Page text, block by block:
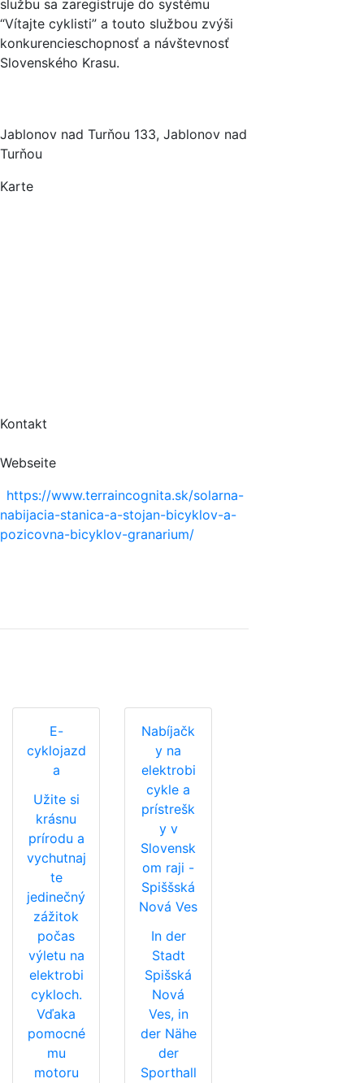
službu sa zaregistruje do systému
“Vítajte cyklisti” a touto službou zvýši
konkurencieschopnosť a návštevnosť
Slovenského Krasu.
Jablonov nad Turňou 133, Jablonov nad
Turňou
Karte
Kontakt
Webseite
https://www.terraincognita.sk/solarna-
nabijacia-stanica-a-stojan-bicyklov-a-
pozicovna-bicyklov-granarium/
E-
cyklojazd
a
Užite si
krásnu
prírodu a
vychutnaj
te
jedinečný
zážitok
počas
výletu na
elektrobi
cykloch.
Vďaka
pomocné
mu
motoru
Nabíjačk
y na
elektrobi
cykle a
prístrešk
y v
Slovensk
om raji -
Spiššská
Nová Ves
In der
Stadt
Spišská
Nová
Ves, in
der Nähe
der
Sporthall